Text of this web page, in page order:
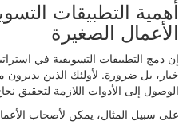
أهمية التطبيقات
الأعمال الصغيرة
إن دمج التطبيقات التسويقية في
خيار، بل ضرورة. لأولئك الذين يديرون
الوصول إلى الأدوات اللازمة لتحقيق
على سبيل المثال، يمكن لأصحاب